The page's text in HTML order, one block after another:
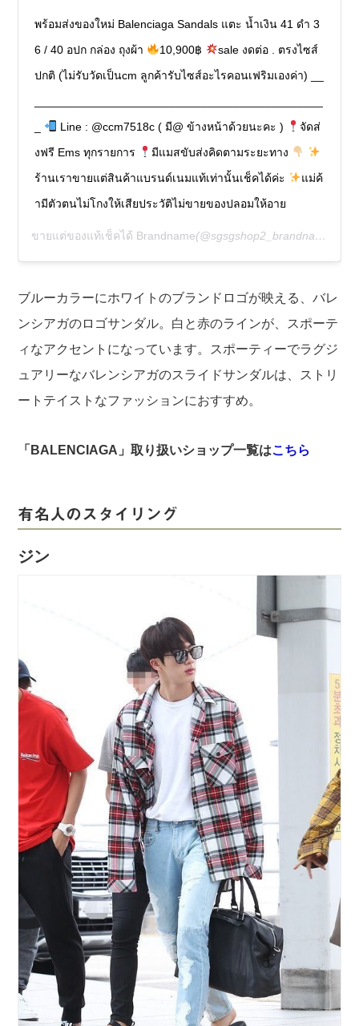
พร้อมส่งของใหม่ Balenciaga Sandals แตะ น้ำเงิน 41 ดำ 3
6 / 40 อปก กล่อง ถุงผ้า
10,900฿
sale งดต่อ . ตรงไซส์
ปกติ (ไม่รับวัดเป็นcm ลูกค้ารับไซส์อะไรคอนเฟริมเองค่า) __
Line : @ccm7518c ( มี@ ข้างหน้าด้วยนะคะ )
จัดส่
งฟรี Ems ทุกรายการ
มีแมสขับส่งคิดตามระยะทาง
ร้านเราขายแต่สินค้าแบรนด์เนมแท้เท่านั้นเช็คได้ค่ะ
แม่ค้
ามีตัวตนไม่โกงให้เสียประวัติไม่ขายของปลอมให้อาย
ขายแต่ของแท้เช็คได้ Brandname(@sgsgshop2_brandname)がシェアした投稿 –
ブルーカラーにホワイトのブランドロゴが映える、バレ
ンシアガのロゴサンダル。白と赤のラインが、スポーテ
ィなアクセントになっています。スポーティーでラグジ
ュアリーなバレンシアガのスライドサンダルは、ストリ
ートテイストなファッションにおすすめ。
「BALENCIAGA」取り扱いショップ一覧はこちら
有名人のスタイリング
ジン